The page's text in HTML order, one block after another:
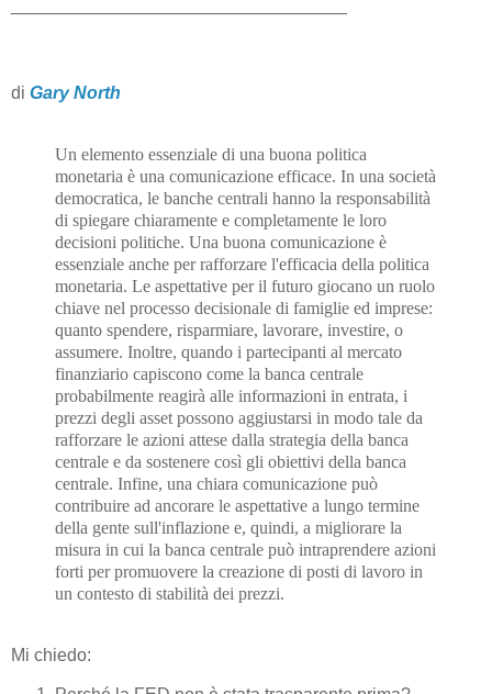
di Gary North
Un elemento essenziale di una buona politica
monetaria è una comunicazione efficace. In una società
democratica, le banche centrali hanno la responsabilità
di spiegare chiaramente e completamente le loro
decisioni politiche. Una buona comunicazione è
essenziale anche per rafforzare l'efficacia della politica
monetaria. Le aspettative per il futuro giocano un ruolo
chiave nel processo decisionale di famiglie ed imprese:
quanto spendere, risparmiare, lavorare, investire, o
assumere. Inoltre, quando i partecipanti al mercato
finanziario capiscono come la banca centrale
probabilmente reagirà alle informazioni in entrata, i
prezzi degli asset possono aggiustarsi in modo tale da
rafforzare le azioni attese dalla strategia della banca
centrale e da sostenere così gli obiettivi della banca
centrale. Infine, una chiara comunicazione può
contribuire ad ancorare le aspettative a lungo termine
della gente sull'inflazione e, quindi, a migliorare la
misura in cui la banca centrale può intraprendere azioni
forti per promuovere la creazione di posti di lavoro in
un contesto di stabilità dei prezzi.
Mi chiedo: